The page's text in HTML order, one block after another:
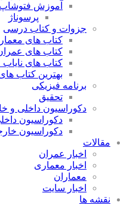
آموزش
پرسوناژ
جزوات و کتاب درسی
کتاب های
کتاب های
کتاب های
بهترین کتاب
برنامه فیزیکی
تحقیق
دکوراسیون داخلی و
دکوراسیون
دکوراسیون
مقالات
اخبار عمران
اخبار معماری
معماران
اخبار سایت
نقشه ها